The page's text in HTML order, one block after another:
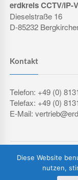
erdkreis CCTV/IP-
Dieselstraße 16
D-85232
Kontakt
Telefon: +49 (0)
Telefax: +49 (0)
E-Mail:
Diese Website
nutzen,